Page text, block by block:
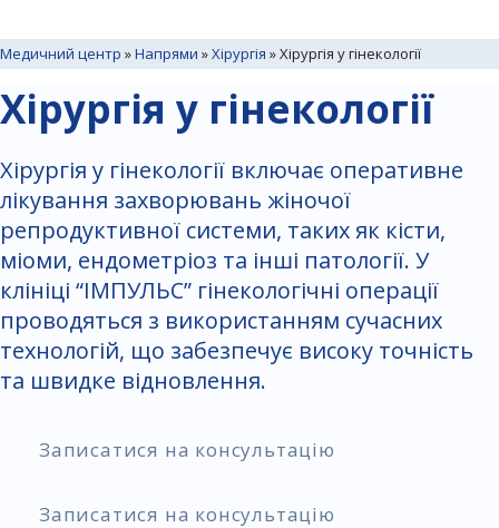
Медичний центр »Напрями »Хірургія »Хірургія у гінекології
Хірургія у гінекології
Хірургія у гінекології включає оперативне
лікування захворювань жіночої
репродуктивної системи, таких як кісти,
міоми, ендометріоз та інші патології. У
клініці “ІМПУЛЬС” гінекологічні операції
проводяться з використанням сучасних
технологій, що забезпечує високу точність
та швидке відновлення.
Записатися на консультацію
Записатися на консультацію